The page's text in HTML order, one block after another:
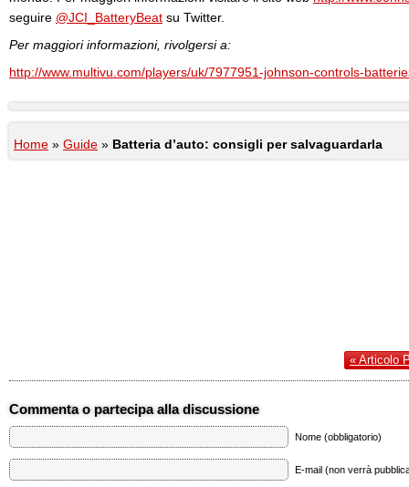
seguire @JCI_BatteryBeat su Twitter.
Per maggiori informazioni, rivolgersi a:
http://www.multivu.com/players/uk/7977951-johnson-controls-
Home » Guide » Batteria d’auto: consigli per salvaguardarla
« Articolo
Commenta o partecipa alla discussione
Nome (obbligatorio)
E-mail (non verrà